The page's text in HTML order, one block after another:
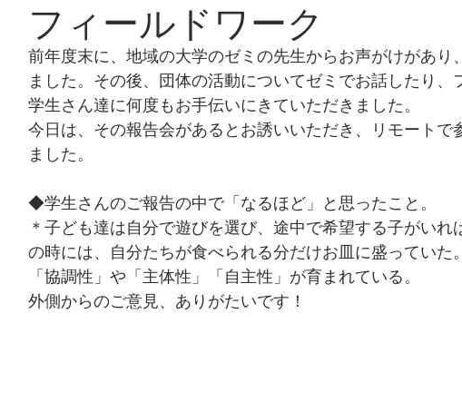
フィールドワーク
前年度末に、地域の大学のゼミの先生からお声がけがあり
ました。その後、団体の活動についてゼミでお話したり
学生さん達に何度もお手伝いにきていただきました。
今日は、その報告会があるとお誘いいただき、リモートで
ました。
◆学生さんのご報告の中で「なるほど」と思ったこと。
＊子ども達は自分で遊びを選び、途中で希望する子がい
の時には、自分たちが食べられる分だけお皿に盛っていた
「協調性」や「主体性」「自主性」が育まれている。
外側からのご意見、ありがたいです！